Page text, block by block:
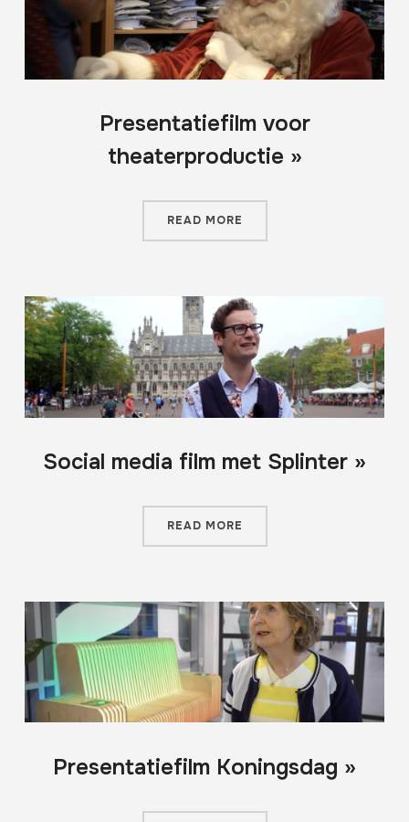
Presentatiefilm voor
theaterproductie »
READ MORE
Social media film met Splinter »
READ MORE
Presentatiefilm Koningsdag »